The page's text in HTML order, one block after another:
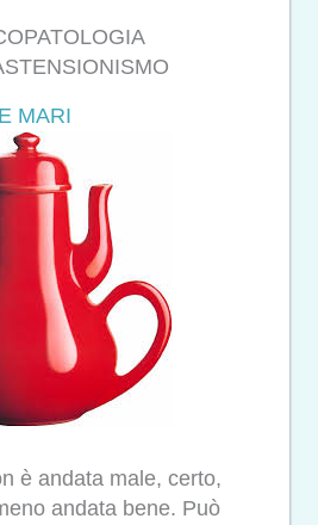
MARI
è andata male, certo,
andata bene. Può